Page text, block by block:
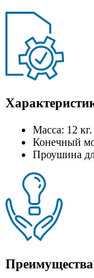
Масса: 12 кг.
Конечный
Проушина
Преимущества